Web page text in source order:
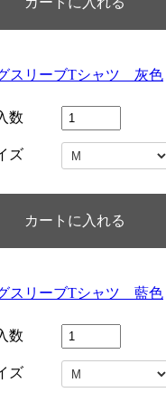
スリーブTシャツ 灰色
数
ズ
スリーブTシャツ 藍色
数
ズ